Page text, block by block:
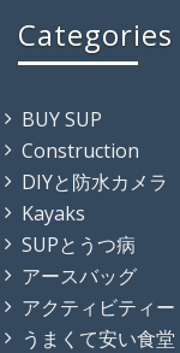
Categories
BUY SUP
Construction
DIYと防水カメラ
Kayaks
SUPとうつ病
アースバッグ
アクティビティー
うまくて安い食堂